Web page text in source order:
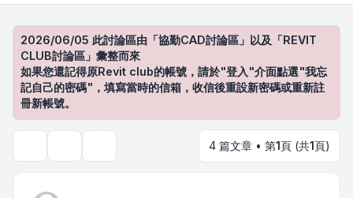
2026/06/05 此討論區由「協勤CAD討論區」以及「REVIT
CLUB討論區」彙整而來
如果您還記得原Revit club的帳號，請於"登入"介面點選"我忘
記自己的密碼"，填寫當時的信箱，收信後重設新密碼或重新註
冊新帳號。
4 篇文章 • 第1頁 (共1頁)